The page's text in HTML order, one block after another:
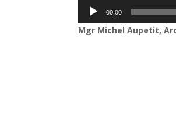
Lecteur
00:00
Mgr Michel Aupetit,